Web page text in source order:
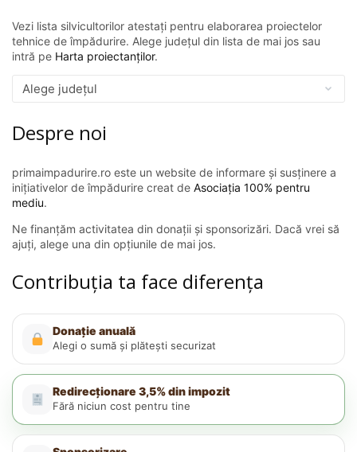
Vezi lista silvicultorilor atestați pentru elaborarea proiectelor
tehnice de împădurire. Alege județul din lista de mai jos sau
intră pe Harta proiectanților.
Despre noi
primaimpadurire.ro este un website de informare și susținere a
inițiativelor de împădurire creat de Asociația 100% pentru
mediu.
Ne finanțăm activitatea din donații și sponsorizări. Dacă vrei să
ajuți, alege una din opțiunile de mai jos.
Contribuția ta face diferența
Donație anuală
Alegi o sumă și plătești securizat
Redirecționare 3,5% din impozit
Fără niciun cost pentru tine